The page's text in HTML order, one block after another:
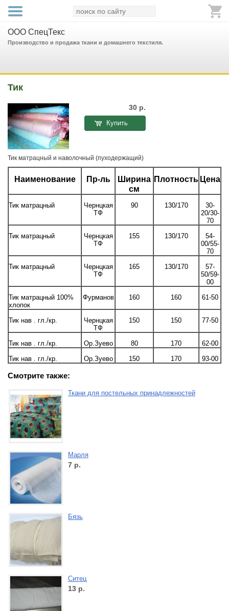
ООО СпецТекс
Производство и продажа ткани и домашнего текстиля.
Тик
30 р.
Купить
Тик матрацный и наволочный (пуходержащий)
Наименование Пр-ль
Ширина
см
Плотность Цена
Тик матрацный
Чернцкая
ТФ
90 130/170
30-
20/30-
70
Тик матрацный
Чернцкая
ТФ
155 130/170
54-
00/55-
70
Тик матрацный
Чернцкая
ТФ
165 130/170
57-
50/59-
00
Тик матрацный 100%
хлопок
Фурманов 160 160 61-50
Тик нав . гл./кр.
Чернцкая
ТФ
150 150 77-50
Тик нав . гл./кр. Ор.Зуево 80 170
62-00
Тик нав . гл./кр.
Ор.Зуево 150 170 93-00
Смотрите также:
Ткани для постельных принадлежностей
Марля
7 р.
Бязь
Ситец
13 р.